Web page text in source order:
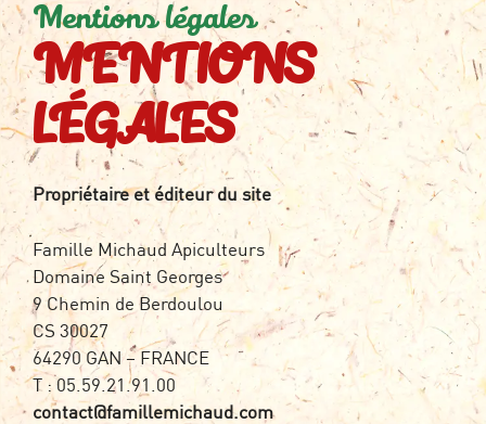
Aller
au
contenu
Mentions légales
MENTIONS
LÉGALES
Propriétaire et éditeur du site
Famille Michaud Apiculteurs
Domaine Saint Georges
9 Chemin de Berdoulou
CS 30027
64290 GAN – FRANCE
T : 05.59.21.91.00
contact@famillemichaud.com